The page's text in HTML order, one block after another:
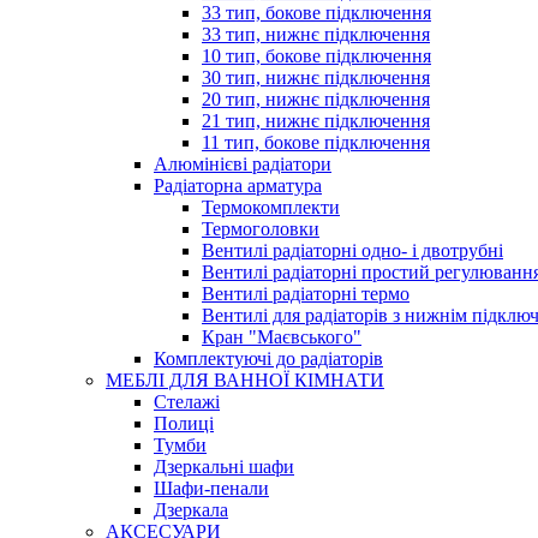
33 тип, бокове підключення
33 тип, нижнє підключення
10 тип, бокове підключення
30 тип, нижнє підключення
20 тип, нижнє підключення
21 тип, нижнє підключення
11 тип, бокове підключення
Алюмінієві радіатори
Радіаторна арматура
Термокомплекти
Термоголовки
Вентилі радіаторні одно- і двотрубні
Вентилі радіаторні простий
Вентилі радіаторні термо
Вентилі для радіаторів з нижнім
Кран "Маєвського"
Комплектуючі до радіаторів
МЕБЛІ ДЛЯ ВАННОЇ КІМНАТИ
Стелажі
Полиці
Тумби
Дзеркальні шафи
Шафи-пенали
Дзеркала
АКСЕСУАРИ